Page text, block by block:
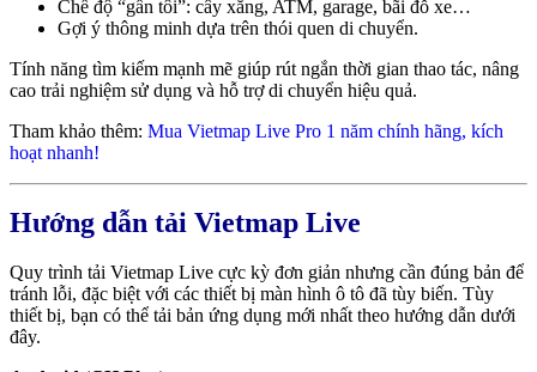
Chế độ “gần tôi”: cây xăng, ATM, garage, bãi đỗ xe…
Gợi ý thông minh dựa trên thói quen di chuyển.
Tính năng tìm kiếm mạnh mẽ giúp rút ngắn thời gian thao tác, nâng
cao trải nghiệm sử dụng và hỗ trợ di chuyển hiệu quả.
Tham khảo thêm: Mua Vietmap Live Pro 1 năm chính hãng, kích
hoạt nhanh!
Hướng dẫn tải Vietmap Live
Quy trình tải Vietmap Live cực kỳ đơn giản nhưng cần đúng bản để
tránh lỗi, đặc biệt với các thiết bị màn hình ô tô đã tùy biến. Tùy
thiết bị, bạn có thể tải bản ứng dụng mới nhất theo hướng dẫn dưới
đây.